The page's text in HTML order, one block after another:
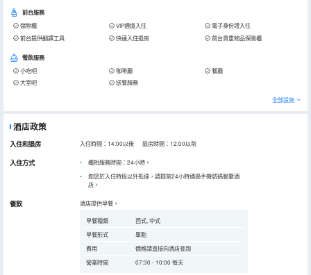
前台服務
儲物櫃 VIP通道入住
電子身份證入住
前台提供翻譯工具
快速入住退房 前台貴重物品保險櫃
餐飲服務
小吃吧 咖啡廳
餐廳
大堂吧
送餐服務
全部設施
酒店政策
入住和退房 入住時間：14:00以後 退房時間：12:00以前
入住方式
櫃枱服務時間：24小時。
如您於入住時段以外抵達，請提前24小時通過手機號碼聯繫酒
店。
餐飲 酒店提供早餐。
早餐種類
西式, 中式
早餐形式
單點
費用
價格請直接向酒店查詢
營業時間
07:30 - 10:00 每天